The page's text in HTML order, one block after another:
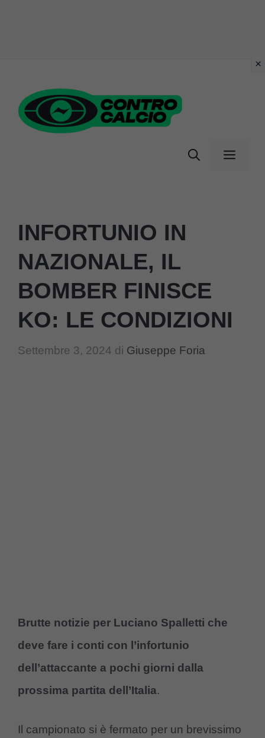
contenuto
Menu
INFORTUNIO IN
NAZIONALE, IL
BOMBER FINISCE
KO: LE CONDIZIONI
Settembre 3, 2024 di Giuseppe Foria
Brutte notizie per Luciano Spalletti che
deve fare i conti con l’infortunio
dell’attaccante a pochi giorni dalla
prossima partita dell’Italia.
Il campionato si è fermato per un brevissimo